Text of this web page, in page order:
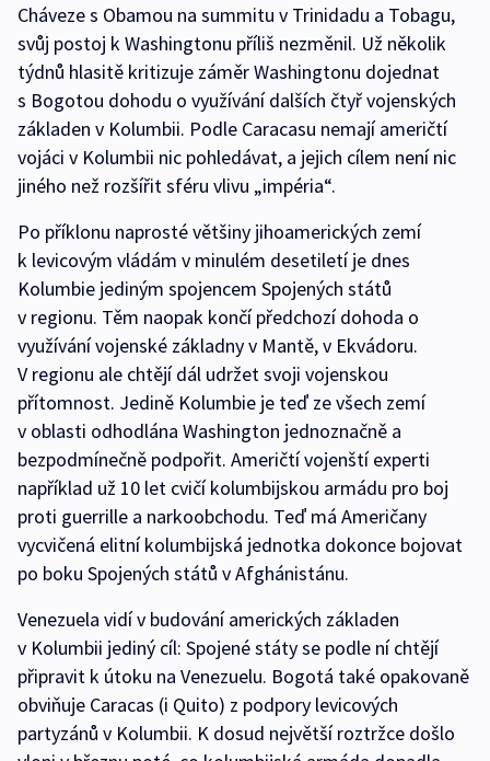
Cháveze s Obamou na summitu v Trinidadu a Tobagu,
svůj postoj k Washingtonu příliš nezměnil. Už několik
týdnů hlasitě kritizuje záměr Washingtonu dojednat
s Bogotou dohodu o využívání dalších čtyř vojenských
základen v Kolumbii. Podle Caracasu nemají američtí
vojáci v Kolumbii nic pohledávat, a jejich cílem není nic
jiného než rozšířit sféru vlivu „impéria“.
Po příklonu naprosté většiny jihoamerických zemí
k levicovým vládám v minulém desetiletí je dnes
Kolumbie jediným spojencem Spojených států
v regionu. Těm naopak končí předchozí dohoda o
využívání vojenské základny v Mantě, v Ekvádoru.
V regionu ale chtějí dál udržet svoji vojenskou
přítomnost. Jedině Kolumbie je teď ze všech zemí
v oblasti odhodlána Washington jednoznačně a
bezpodmínečně podpořit. Američtí vojenští experti
například už 10 let cvičí kolumbijskou armádu pro boj
proti guerrille a narkoobchodu. Teď má Američany
vycvičená elitní kolumbijská jednotka dokonce bojovat
po boku Spojených států v Afghánistánu.
Venezuela vidí v budování amerických základen
v Kolumbii jediný cíl: Spojené státy se podle ní chtějí
připravit k útoku na Venezuelu. Bogotá také opakovaně
obviňuje Caracas (i Quito) z podpory levicových
partyzánů v Kolumbii. K dosud největší roztržce došlo